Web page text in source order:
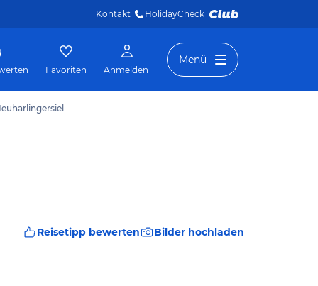
Kontakt HolidayCheck
Favoriten Anmelden
Menü
Reisetipp bewerten Bilder hochladen